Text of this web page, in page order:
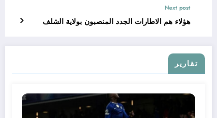
Next post
هؤلاء هم الاطارات الجدد المنصبون بولاية الشلف
تقارير